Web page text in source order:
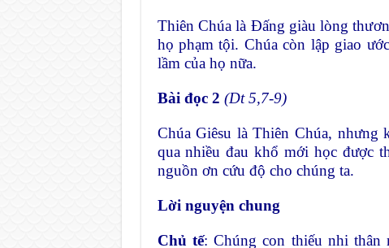
Thiên Chúa là Đấng giàu lòng
họ phạm tội. Chúa còn lập giao
lầm của họ nữa.
Bài đọc 2 (Dt 5,7-9)
Chúa Giêsu là Thiên Chúa,
qua nhiều đau khổ mới học được
nguồn ơn cứu độ cho chúng ta.
Lời nguyện chung
Chủ tế: Chúng con thiếu nhi thân